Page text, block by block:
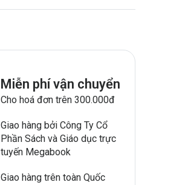
Miễn phí vận chuyển
Cho hoá đơn trên 300.000đ
Giao hàng bởi Công Ty Cổ
Phần Sách và Giáo dục trực
tuyến Megabook
Giao hàng trên toàn Quốc